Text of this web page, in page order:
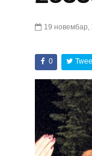
19 новембар,
0